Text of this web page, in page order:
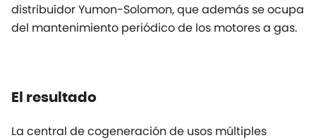
distribuidor Yumon-Solomon, que además se ocupa
del mantenimiento periódico de los motores a gas.
El resultado
La central de cogeneración de usos múltiples